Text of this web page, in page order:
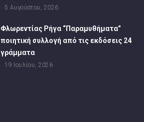
5 Αυγούστου, 2026
Φλωρεντίας Ρήγα “Παραμυθήματα”
ποιητική συλλογή από τις εκδόσεις 24
γράμματα
19 Ιουλίου, 2026